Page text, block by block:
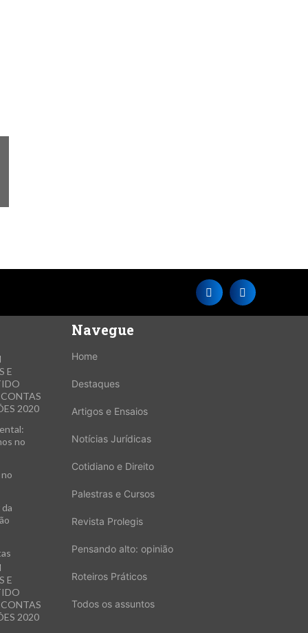
E
2020
no
E
2020
Navegue
Home
Destaques
Artigos e Ensaios
Notícias Jurídicas
Cotidiano e Direito
Palestras e Cursos
Revista Prolegis
Pensando alto: opinião
Roteiros Práticos
Todos os assuntos